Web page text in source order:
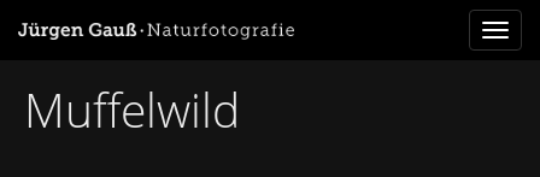
Toggle
Muffelwild